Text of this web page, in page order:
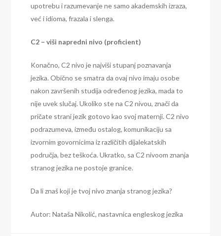
upotrebu i razumevanje ne samo akademskih izraza,
već i idioma, frazala i slenga.
C2 – viši napredni nivo (proficient)
Konačno, C2 nivo je najviši stupanj poznavanja
jezika. Obično se smatra da ovaj nivo imaju osobe
nakon završenih studija određenog jezika, mada to
nije uvek slučaj. Ukoliko ste na C2 nivou, znači da
pričate strani jezik gotovo kao svoj maternji. C2 nivo
podrazumeva, između ostalog, komunikaciju sa
izvornim govornicima iz različitih dijalekatskih
područja, bez teškoća. Ukratko, sa C2 nivoom znanja
stranog jezika ne postoje granice.
Da li znaš koji je tvoj nivo znanja stranog jezika?
Autor: Nataša Nikolić, nastavnica engleskog jezika